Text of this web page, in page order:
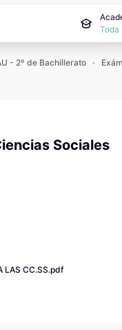
Toda
- 2º de Bachillerato
Sociales
LAS CC.SS.pdf